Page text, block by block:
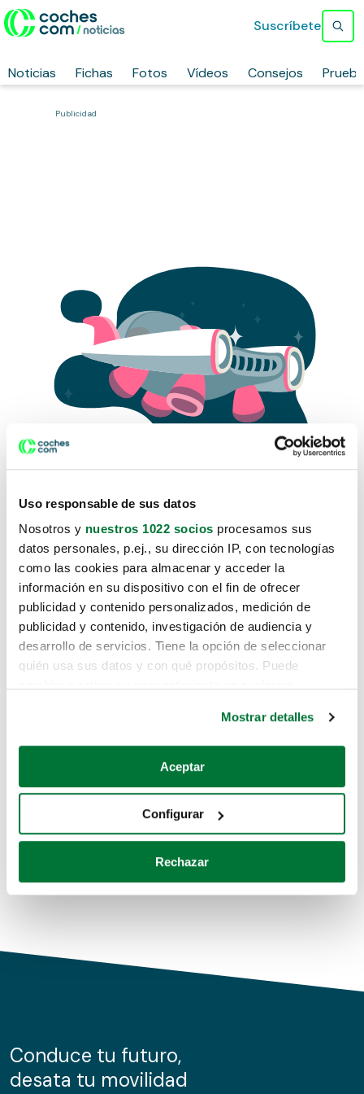
Uso responsable de sus datos
Nosotros y nuestros 1022 socios procesamos sus
datos personales, p.ej., su dirección IP, con tecnologías
como las cookies para almacenar y acceder la
información en su dispositivo con el fin de ofrecer
publicidad y contenido personalizados, medición de
publicidad y contenido, investigación de audiencia y
desarrollo de servicios. Tiene la opción de seleccionar
quién usa sus datos y con qué propósitos. Puede
Si lo permite, también quisiéramos:
Recopilar información sobre su ubicación geográfica
Identificar su dispositivo analizándolo activamente
para buscar características específicas (huellas
Obtenga más información sobre cómo se procesan sus
de cookies.
información sobre el uso que haga del sitio web con
nuestros partners de redes sociales, publicidad y análisis
Mostrar detalles
Aceptar
Configurar
Rechazar
Noticias Fichas Fotos Vídeos Consejos
Suscríbete
Publicidad
Lo sentimos, no sabemos como
te hemos traido hasta aquí.
Pero puedes encontrar el coche que estás
buscando en alguno de estos enlaces:
Coches de segunda mano
Coches de km0
Conduce tu futuro,
desata tu movilidad